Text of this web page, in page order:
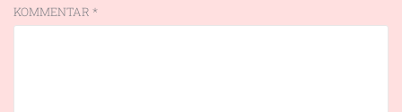
KOMMENTAR *